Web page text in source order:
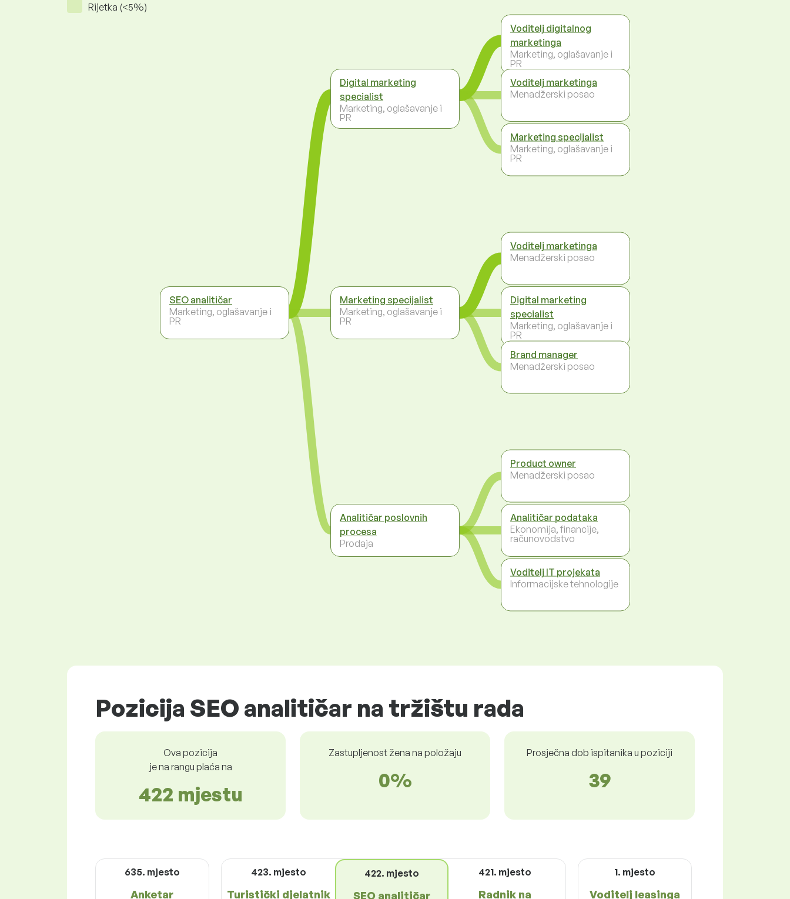
Rijetka (<5%)
SEO analitičar
Marketing, oglašavanje i
PR
Digital marketing
specialist
Marketing, oglašavanje i
PR
Marketing specijalist
Marketing, oglašavanje i
PR
Analitičar poslovnih
procesa
Prodaja
Voditelj digitalnog
marketinga
Marketing, oglašavanje i
PR
Voditelj marketinga
Menadžerski posao
Marketing specijalist
Marketing, oglašavanje i
PR
Voditelj marketinga
Menadžerski posao
Digital marketing
specialist
Marketing, oglašavanje i
PR
Brand manager
Menadžerski posao
Product owner
Menadžerski posao
Analitičar podataka
Ekonomija, financije,
računovodstvo
Voditelj IT projekata
Informacijske tehnologije
Pozicija SEO analitičar na tržištu rada
Ova pozicija
je na rangu plaća na
422 mjestu
Zastupljenost žena na položaju
0%
Prosječna dob ispitanika u poziciji
39
635. mjesto
Anketar
423. mjesto
Turistički djelatnik
422. mjesto
SEO analitičar
421. mjesto
Radnik na
1. mjesto
Voditelj leasinga